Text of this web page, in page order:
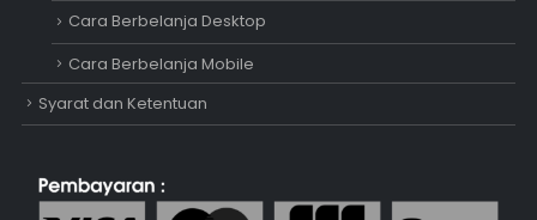
Cara Berbelanja Desktop
Cara Berbelanja Mobile
Syarat dan Ketentuan